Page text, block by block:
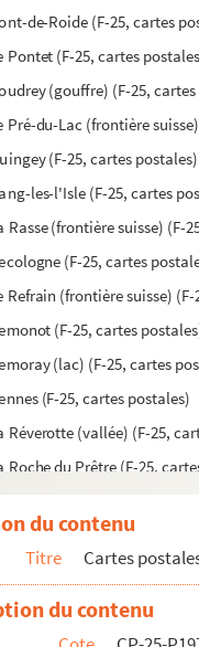
de-Roide (F-25, cartes
Pontet (F-25, cartes
(gouffre) (F-25,
Pré-du-Lac (frontière
(F-25, cartes postales)
les-l'Isle (F-25, cartes
Rasse (frontière suisse) (F-
(F-25, cartes
Refrain (frontière suisse)
(F-25, cartes
(lac) (F-25, cartes
(F-25, cartes postales)
Réverotte (vallée) (F-25,
Roche du Prêtre (F-25,
les-Beaupré (F-25,
(la roche percée)
(F-25, cartes
(F-25, cartes
(F-25, cartes
du contenu
Titre Cartes
du contenu